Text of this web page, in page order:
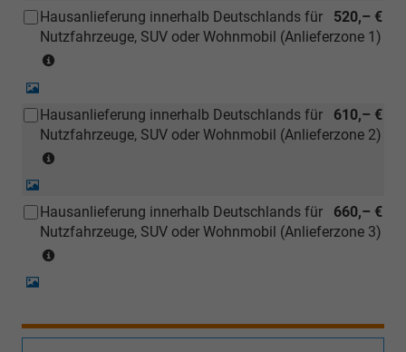
einem
deutschen
nachbestellt
werden)
520,– €
Hausanlieferung innerhalb Deutschlands für
Nutzfahrzeuge, SUV oder Wohnmobil (Anlieferzone 1)
(Ausgenommen
Inselanlieferungen)
610,– €
Hausanlieferung innerhalb Deutschlands für
Nutzfahrzeuge, SUV oder Wohnmobil (Anlieferzone 2)
(Ausgenommen
Inselanlieferungen)
660,– €
Hausanlieferung innerhalb Deutschlands für
Nutzfahrzeuge, SUV oder Wohnmobil (Anlieferzone 3)
Inselanlieferungen)